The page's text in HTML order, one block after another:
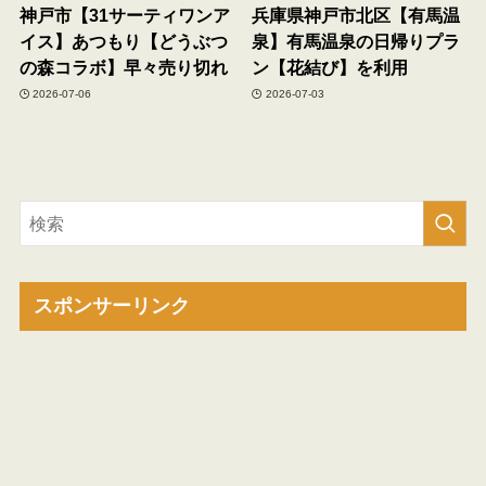
神戸市【31サーティワンア
イス】あつもり【どうぶつ
の森コラボ】早々売り切れ
2026-07-06
兵庫県神戸市北区【有馬温
泉】有馬温泉の日帰りプラ
ン【花結び】を利用
2026-07-03
スポンサーリンク